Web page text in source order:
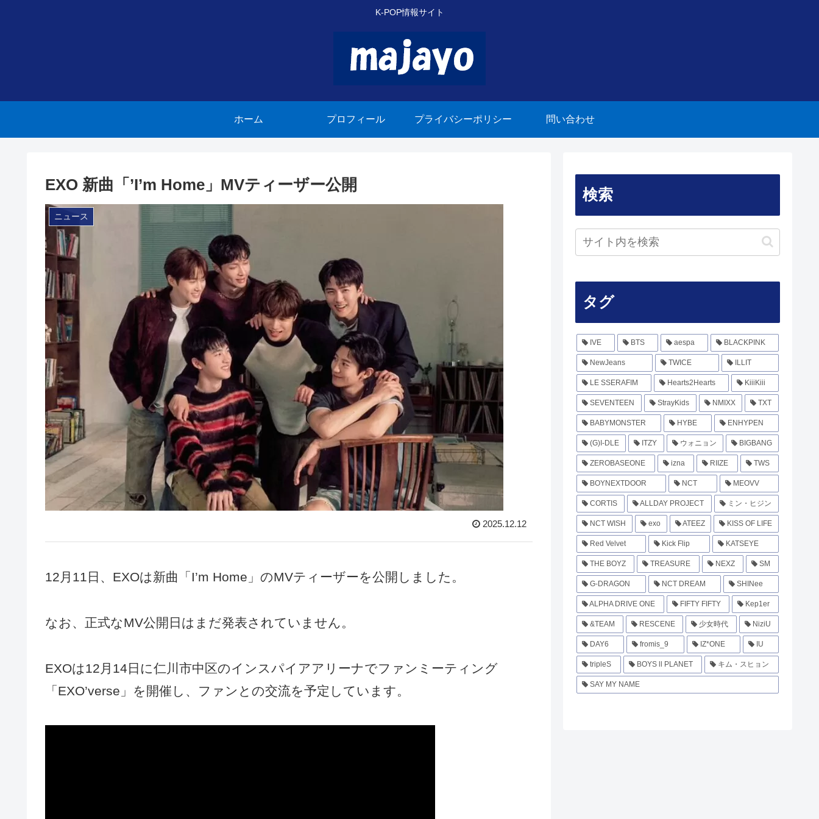
K-POP情報サイト
ホーム プロフィール プライバシーポリシー 問い合わせ
EXO 新曲「’I’m Home」MVティーザー公開
ニュース
2025.12.12
12月11日、EXOは新曲「I’m Home」のMVティーザーを公開しました。
なお、正式なMV公開日はまだ発表されていません。
EXOは12月14日に仁川市中区のインスパイアアリーナでファンミーティング
「EXO’verse」を開催し、ファンとの交流を予定しています。
検索
タグ
IVE BTS aespa BLACKPINK
NewJeans TWICE ILLIT
LE SSERAFIM Hearts2Hearts KiiiKiii
SEVENTEEN StrayKids NMIXX TXT
BABYMONSTER HYBE ENHYPEN
(G)I-DLE ITZY ウォニョン BIGBANG
ZEROBASEONE izna RIIZE TWS
BOYNEXTDOOR NCT MEOVV
CORTIS ALLDAY PROJECT ミン・ヒジン
NCT WISH exo ATEEZ KISS OF LIFE
Red Velvet Kick Flip KATSEYE
THE BOYZ TREASURE NEXZ SM
G-DRAGON NCT DREAM SHINee
ALPHA DRIVE ONE FIFTY FIFTY Kep1er
&TEAM RESCENE 少女時代 NiziU
DAY6 fromis_9 IZ*ONE IU
tripleS BOYS ll PLANET キム・スヒョン
SAY MY NAME